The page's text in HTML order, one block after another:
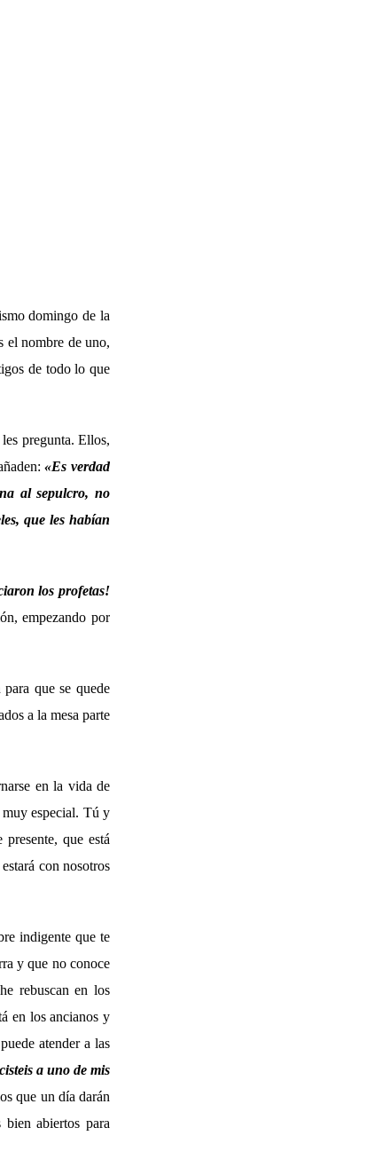
domingo de la
el nombre de uno,
de todo lo que
pregunta. Ellos,
«Es verdad
al sepulcro, no
que les habían
los profetas!
empezando por
que se quede
a la mesa parte
en la vida de
muy especial. Tú y
que está
con nosotros
indigente que te
y que no conoce
rebuscan en los
en los ancianos y
atender a las
a uno de mis
que un día darán
abiertos para